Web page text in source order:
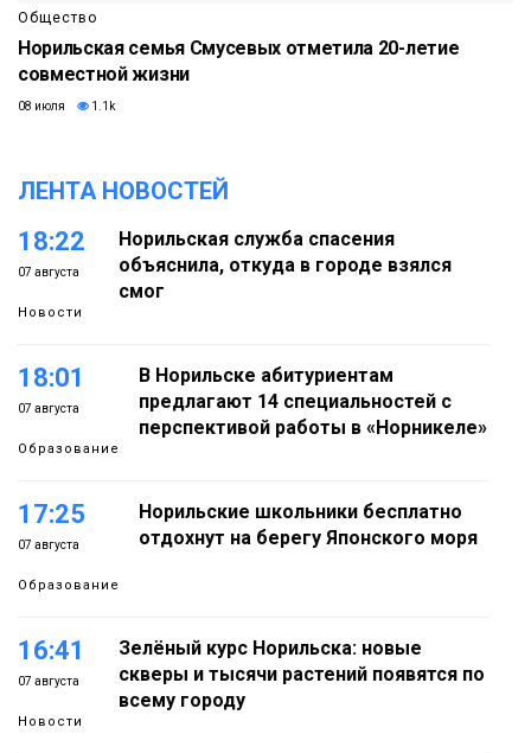
Общество
Норильская семья Смусевых отметила 20-летие
совместной жизни
08 июля 1.1k
ЛЕНТА НОВОСТЕЙ
18:22
07 августа
Новости
Норильская служба спасения
объяснила, откуда в городе взялся
смог
18:01
07 августа
Образование
В Норильске абитуриентам
предлагают 14 специальностей с
перспективой работы в «Норникеле»
17:25
07 августа
Образование
Норильские школьники бесплатно
отдохнут на берегу Японского моря
16:41
07 августа
Новости
Зелёный курс Норильска: новые
скверы и тысячи растений появятся по
всему городу